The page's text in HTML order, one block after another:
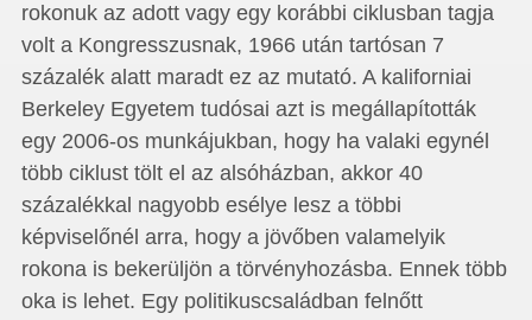
rokonuk az adott vagy egy korábbi ciklusban tagja
volt a Kongresszusnak, 1966 után tartósan 7
százalék alatt maradt ez az mutató. A kaliforniai
Berkeley Egyetem tudósai azt is megállapították
egy 2006-os munkájukban, hogy ha valaki egynél
több ciklust tölt el az alsóházban, akkor 40
százalékkal nagyobb esélye lesz a többi
képviselőnél arra, hogy a jövőben valamelyik
rokona is bekerüljön a törvényhozásba. Ennek több
oka is lehet. Egy politikuscsaládban felnőtt